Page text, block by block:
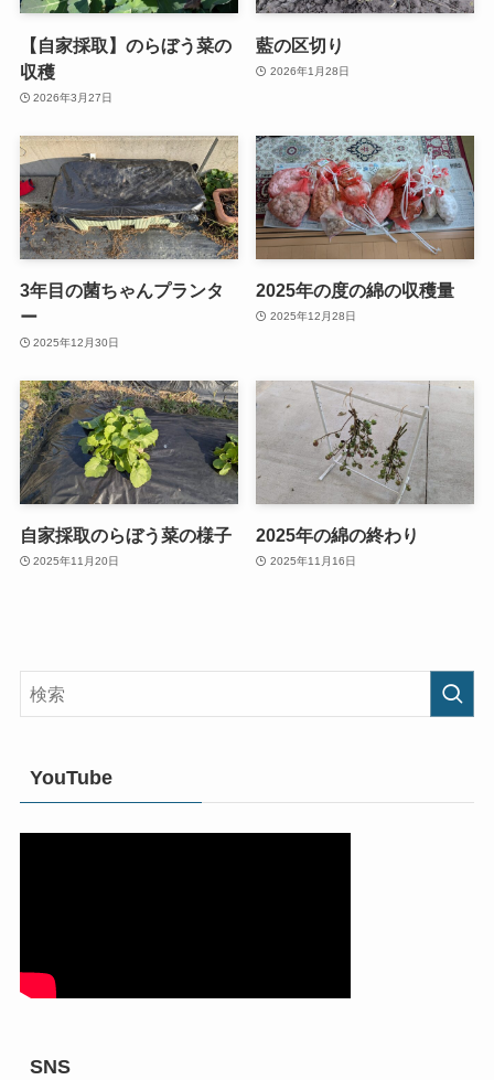
【自家採取】のらぼう菜の
収穫
2026年3月27日
藍の区切り
2026年1月28日
3年目の菌ちゃんプランタ
ー
2025年12月30日
2025年の度の綿の収穫量
2025年12月28日
自家採取のらぼう菜の様子
2025年11月20日
2025年の綿の終わり
2025年11月16日
YouTube
SNS